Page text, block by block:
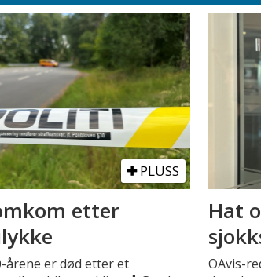
PLUSS
etter
årene er død etter et
Hat
OAvis-